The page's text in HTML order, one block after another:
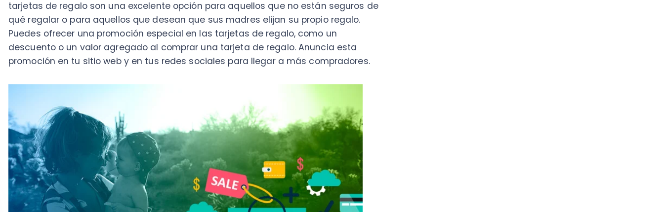
¡Hey! un dato que no puedes dejar pasar…
En esta planificación también debes involucrar al área administrativa o de finanzas,
para que estén al tanto de las promociones que ofrecerás por el Día de las Madres,